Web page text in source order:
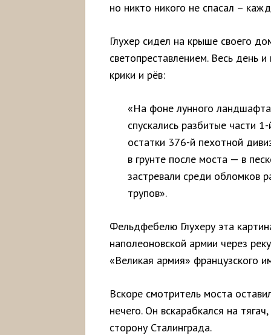
но никто никого не спасал –
Глухер сидел на крыше своего
светопреставлением. Весь день
крики и рёв:
«На фоне лунного
спускались разбитые части
остатки 376-й пехотной
в грунте после моста — в
застревали среди обломков
трупов».
Фельдфебелю Глухеру эта
наполеоновской армии через
«Великая армия» французского
Вскоре смотритель моста
нечего. Он вскарабкался на
сторону Сталинграда.